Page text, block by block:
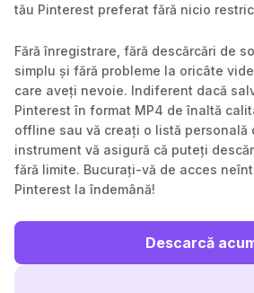
tău Pinterest preferat fără nicio
Fără înregistrare, fără descărcări de
simplu și fără probleme la oricâte
care aveți nevoie. Indiferent dacă
Pinterest în format MP4 de înaltă
offline sau vă creați o listă personală
instrument vă asigură că puteți
fără limite. Bucurați-vă de acces
Pinterest la îndemână!
Descarcă